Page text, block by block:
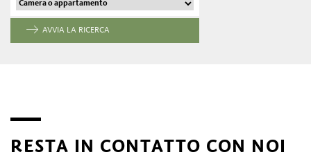
AVVIA LA RICERCA
RESTA IN CONTATTO CON NOI